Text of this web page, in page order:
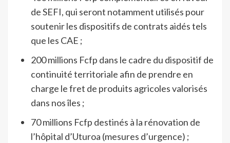
de SEFI, qui seront notamment utilisés pour
soutenir les dispositifs de contrats aidés tels
que les CAE ;
200 millions Fcfp dans le cadre du dispositif de
continuité territoriale afin de prendre en
charge le fret de produits agricoles valorisés
dans nos îles ;
70 millions Fcfp destinés à la rénovation de
l’hôpital d’Uturoa (mesures d’urgence) ;